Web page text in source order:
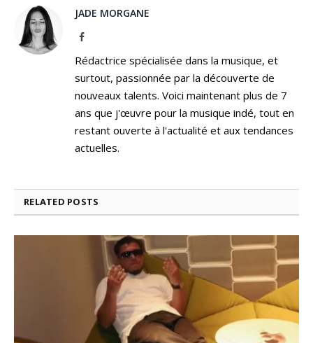
JADE MORGANE
Facebook
Rédactrice spécialisée dans la musique, et
surtout, passionnée par la découverte de
nouveaux talents. Voici maintenant plus de 7
ans que j'œuvre pour la musique indé, tout en
restant ouverte à l'actualité et aux tendances
actuelles.
RELATED POSTS